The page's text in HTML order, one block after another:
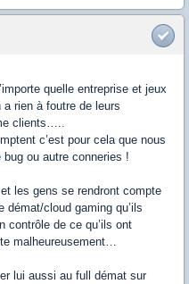
quelle entreprise et jeux
a rien à foutre de leurs
clients…..
c’est pour cela que nous
ou autre conneries !
les gens se rendront compte
démat/cloud gaming qu’ils
contrôle de ce qu’ils ont
malheureusement…
lui aussi au full démat sur